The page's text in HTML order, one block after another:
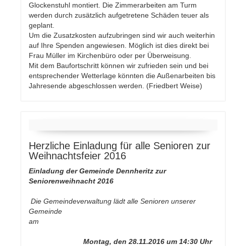
Glockenstuhl montiert. Die Zimmerarbeiten am Turm
werden durch zusätzlich aufgetretene Schäden teuer als
geplant.
Um die Zusatzkosten aufzubringen sind wir auch weiterhin
auf Ihre Spenden angewiesen. Möglich ist dies direkt bei
Frau Müller im Kirchenbüro oder per Überweisung.
Mit dem Baufortschritt können wir zufrieden sein und bei
entsprechender Wetterlage könnten die Außenarbeiten bis
Jahresende abgeschlossen werden. (Friedbert Weise)
Herzliche Einladung für alle Senioren zur
Weihnachtsfeier 2016
Einladung der Gemeinde Dennheritz zur
Seniorenweihnacht 2016
Die Gemeindeverwaltung lädt alle Senioren unserer
Gemeinde
am
Montag, den 28.11.2016 um 14:30 Uhr